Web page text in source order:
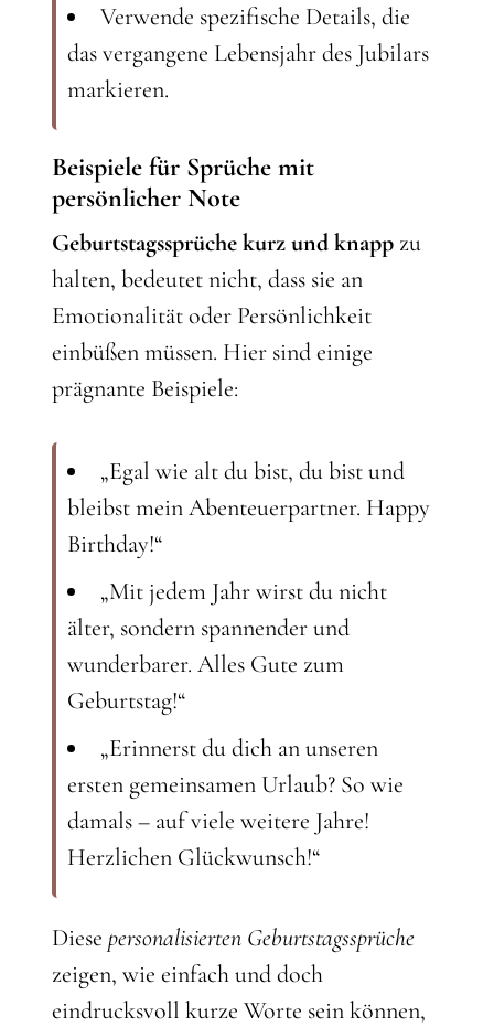
Verwende spezifische Details, die
das vergangene Lebensjahr des Jubilars
markieren.
Beispiele für Sprüche mit
persönlicher Note
Geburtstagssprüche kurz und knapp zu
halten, bedeutet nicht, dass sie an
Emotionalität oder Persönlichkeit
einbüßen müssen. Hier sind einige
prägnante Beispiele:
„Egal wie alt du bist, du bist und
bleibst mein Abenteuerpartner. Happy
Birthday!“
„Mit jedem Jahr wirst du nicht
älter, sondern spannender und
wunderbarer. Alles Gute zum
Geburtstag!“
„Erinnerst du dich an unseren
ersten gemeinsamen Urlaub? So wie
damals – auf viele weitere Jahre!
Herzlichen Glückwunsch!“
Diesepersonalisierten Geburtstagssprüche
zeigen, wie einfach und doch
eindrucksvoll kurze Worte sein können,